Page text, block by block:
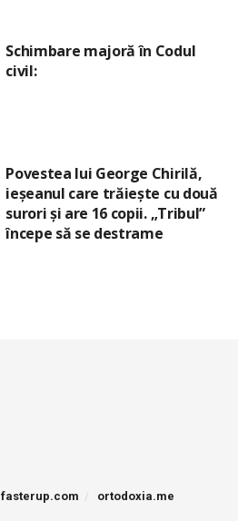
Schimbare majoră în Codul
civil:
Povestea lui George Chirilă,
ieșeanul care trăiește cu două
surori și are 16 copii. „Tribul”
începe să se destrame
fasterup.com ortodoxia.me